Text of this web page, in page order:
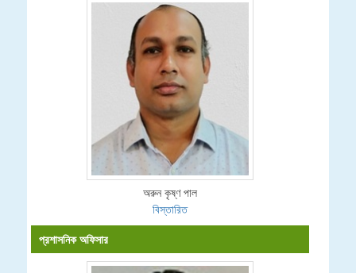
অরুন কৃষ্ণ পাল
বিস্তারিত
প্রশাসনিক অফিসার